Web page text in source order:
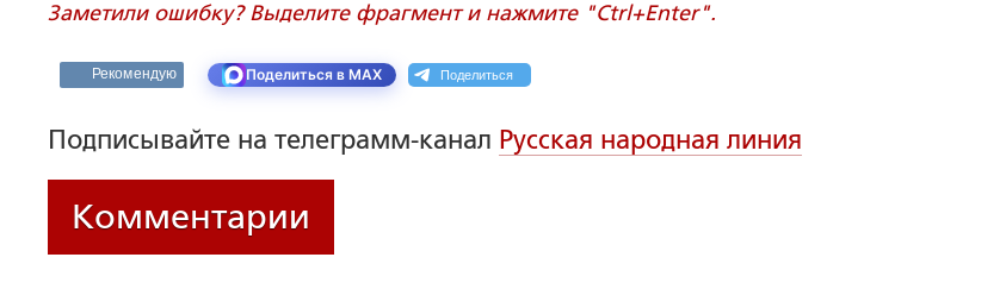
Заметили ошибку? Выделите фрагмент и нажмите "Ctrl+Enter".
Рекомендую Поделиться в MAX Поделиться
Подписывайте на телеграмм-канал Русская народная линия
Комментарии